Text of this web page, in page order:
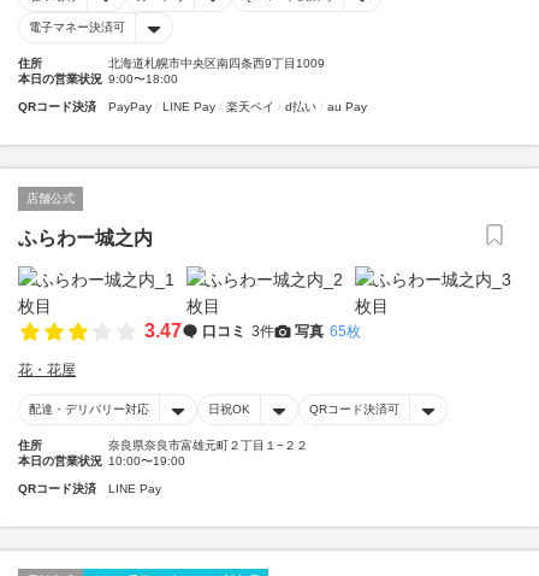
電子マネー決済可
住所
北海道札幌市中央区南四条西9丁目1009
本日の営業状況 9:00〜18:00
QRコード決済 PayPay LINE Pay 楽天ペイ d払い au Pay
店舗公式
ふらわー城之内
3.47 口コミ 3件 写真 65枚
花・花屋
配達・デリバリー対応 日祝OK QRコード決済可
住所
奈良県奈良市富雄元町２丁目１−２２
本日の営業状況 10:00〜19:00
QRコード決済 LINE Pay